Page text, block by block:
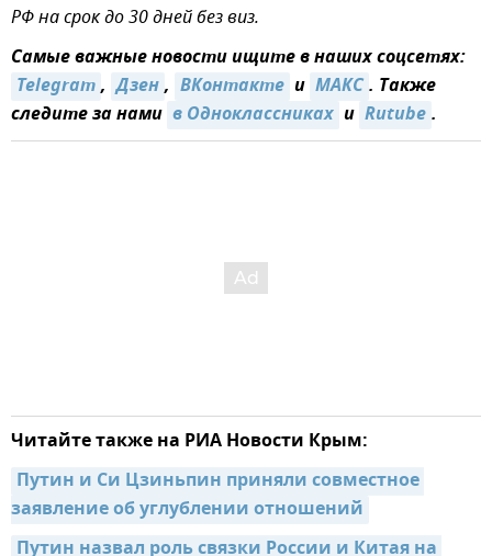
РФ на срок до 30 дней без виз.
Самые важные новости ищите в наших соцсетях:
Telegram, Дзен, ВКонтакте и МАКС. Также
следите за нами в Одноклассниках и Rutube.
Читайте также на РИА Новости Крым:
Путин и Си Цзиньпин приняли совместное
заявление об углублении отношений
Путин назвал роль связки России и Китая на